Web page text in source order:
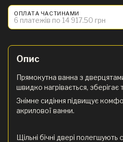
ОПЛАТА ЧАСТИНАМИ
6 платежів по 14 917.50 грн
Опис
Прямокутна ванна з
швидко нагрівається,
Знімне сидіння підвищує
акрилової ванни.
Щільні бічні двері полегшують